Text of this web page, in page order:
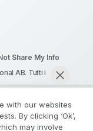
Share My Info
AB. Tutti i
with our websites
By clicking ‘Ok’,
may involve